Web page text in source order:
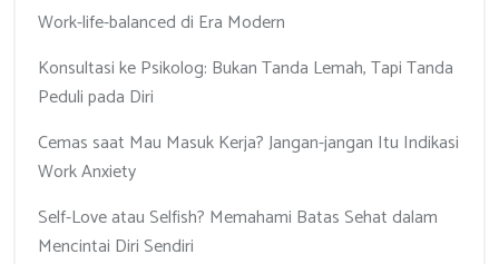
Work-life-balanced di Era Modern
Konsultasi ke Psikolog: Bukan Tanda Lemah, Tapi Tanda
Peduli pada Diri
Cemas saat Mau Masuk Kerja? Jangan-jangan Itu Indikasi
Work Anxiety
Self-Love atau Selfish? Memahami Batas Sehat dalam
Mencintai Diri Sendiri